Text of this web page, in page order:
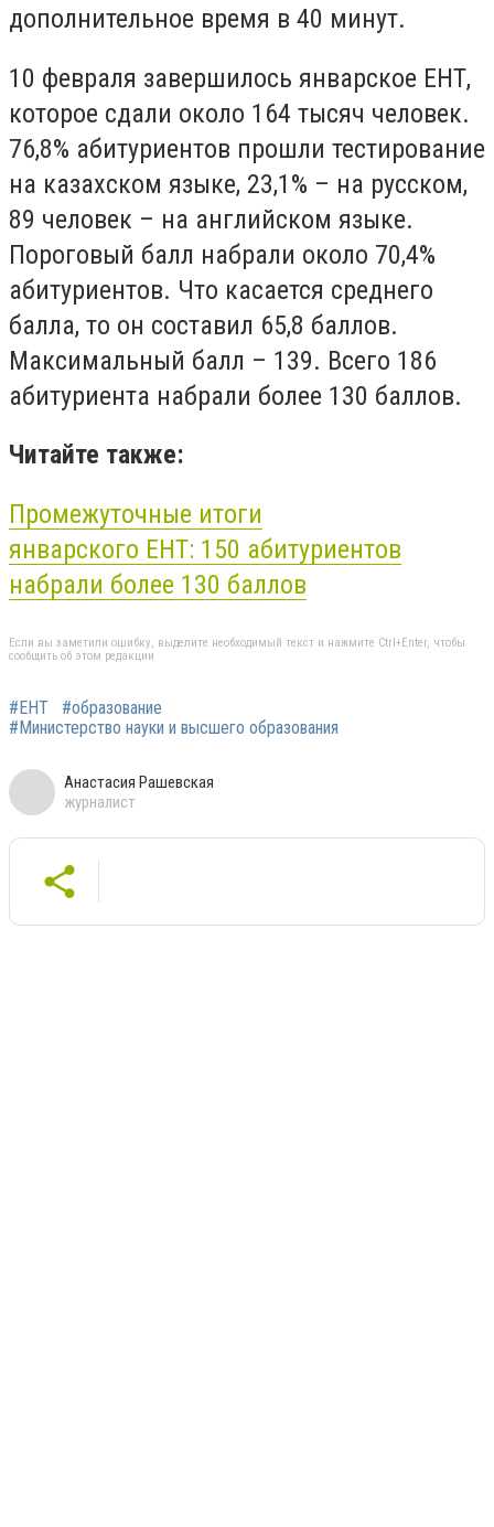
дополнительное время в 40 минут.
10 февраля завершилось январское ЕНТ,
которое сдали около 164 тысяч человек.
76,8% абитуриентов прошли тестирование
на казахском языке, 23,1% – на русском,
89 человек – на английском языке.
Пороговый балл набрали около 70,4%
абитуриентов. Что касается среднего
балла, то он составил 65,8 баллов.
Максимальный балл – 139. Всего 186
абитуриента набрали более 130 баллов.
Читайте также:
Промежуточные итоги
январского ЕНТ: 150 абитуриентов
набрали более 130 баллов
Если вы заметили ошибку, выделите необходимый текст и нажмите Ctrl+Enter, чтобы
сообщить об этом редакции
#ЕНТ
#образование
#Министерство науки и высшего образования
Анастасия Рашевская
журналист